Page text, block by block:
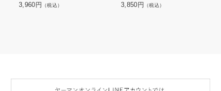
3,960円 （税込） 3,850円 （税込）